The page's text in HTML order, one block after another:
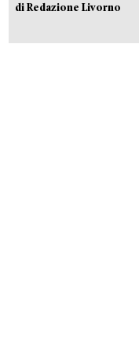
di Redazione Livorno